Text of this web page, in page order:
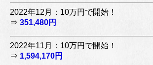
2022年12月：10万円で開始！
⇒ 351,480円
2022年11月：10万円で開始！
⇒ 1,594,170円